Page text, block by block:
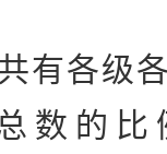
各级各
数的比